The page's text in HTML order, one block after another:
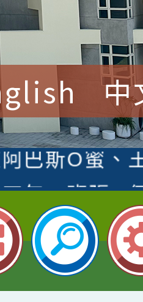
中
參加桃園市中
教師榮獲社
巴斯O蜜、
市科展 國
師王老師、
年二班張O
賽國小朗讀
老師
加桃園市中
教師榮獲教
第二名
參與2026世
學小創客佳
加桃園市中